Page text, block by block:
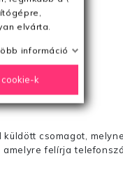
csomagot,
felírja
elvárta.
információ
cookie-k